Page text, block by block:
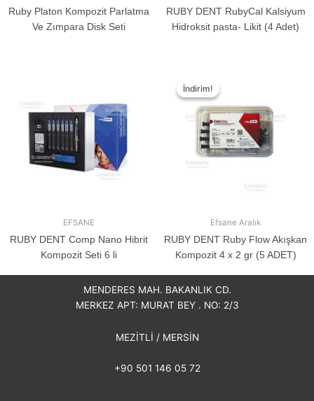
Ruby Platon Kompozit Parlatma
Ve Zımpara Disk Seti
RUBY DENT RubyCal Kalsiyum
Hidroksit pasta- Likit (4 Adet)
EFSANE
RUBY DENT Comp Nano Hibrit
Kompozit Seti 6 li
İndirim!
İndirim!
Efsane Aralık
RUBY DENT Ruby Flow Akışkan
Kompozit 4 x 2 gr (5 ADET)
MENDERES MAH. BAKANLIK CD.
MERKEZ APT: MURAT BEY . NO: 2/3
MEZİTLİ / MERSİN
+90 501 146 05 72